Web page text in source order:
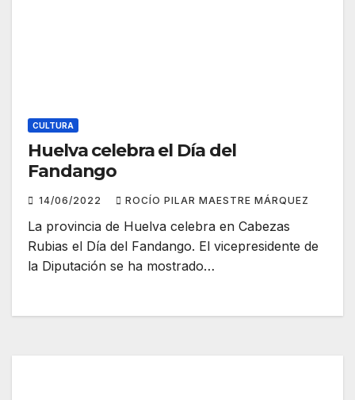
CULTURA
Huelva celebra el Día del
Fandango
14/06/2022 ROCÍO PILAR MAESTRE MÁRQUEZ
La provincia de Huelva celebra en Cabezas
Rubias el Día del Fandango. El vicepresidente de
la Diputación se ha mostrado…